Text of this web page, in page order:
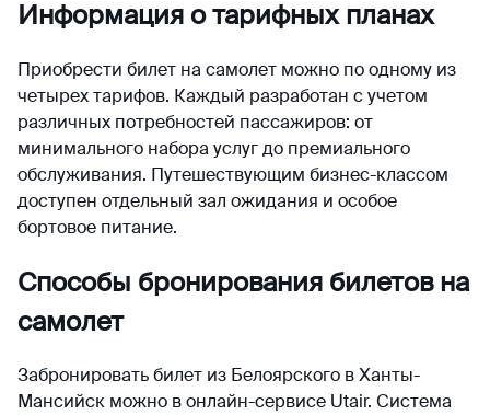
Информация о тарифных планах
Приобрести билет на самолет можно по одному из
четырех тарифов. Каждый разработан с учетом
различных потребностей пассажиров: от
минимального набора услуг до премиального
обслуживания. Путешествующим бизнес-классом
доступен отдельный зал ожидания и особое
бортовое питание.
Способы бронирования билетов на
самолет
Забронировать билет из Белоярского в Ханты-
Мансийск можно в онлайн-сервисе Utair. Система